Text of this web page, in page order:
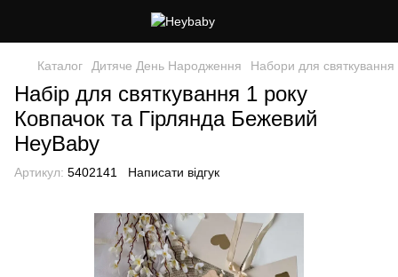
Каталог Дитяче День Народження Набори для
Набір для святкування 1 року
Ковпачок та Гірлянда Бежевий
HeyBaby
Артикул: 5402141 Написати відгук